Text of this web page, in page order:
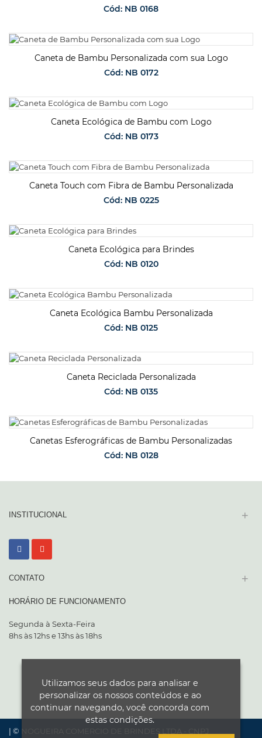
Cód: NB 0168
SOLICITAR ORÇAMENTO
Caneta de Bambu Personalizada com sua Logo
Cód: NB 0172
SOLICITAR ORÇAMENTO
Caneta Ecológica de Bambu com Logo
Cód: NB 0173
SOLICITAR ORÇAMENTO
Caneta Touch com Fibra de Bambu Personalizada
Cód: NB 0225
SOLICITAR ORÇAMENTO
Caneta Ecológica para Brindes
Cód: NB 0120
SOLICITAR ORÇAMENTO
Caneta Ecológica Bambu Personalizada
Cód: NB 0125
SOLICITAR ORÇAMENTO
Caneta Reciclada Personalizada
Cód: NB 0135
SOLICITAR ORÇAMENTO
Canetas Esferográficas de Bambu Personalizadas
Cód: NB 0128
INSTITUCIONAL +
CONTATO +
HORÁRIO DE FUNCIONAMENTO
Segunda à Sexta-Feira
8hs às 12hs e 13hs às 18hs
| © NOGUEIRA COMERCIO DE BRINDES LTDA - CNPJ
Utilizamos seus dados para analisar e
personalizar os nossos conteúdos e ao
continuar navegando, você concorda com
estas condições.